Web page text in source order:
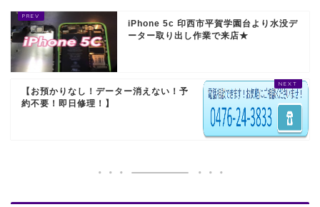
iPhone 5c 印西市平賀学園台より水没デ
ーター取り出し作業で来店★
【お預かりなし！データー消えない！予
約不要！即日修理！】